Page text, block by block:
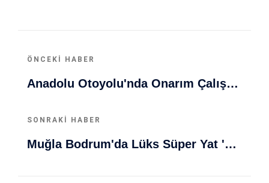
ÖNCEKI HABER
Anadolu Otoyolu'nda Onarım Çalışması Trafik Akışını Değiştirdi
SONRAKI HABER
Muğla Bodrum'da Lüks Süper Yat 'Golden Odyssey' Demirledi